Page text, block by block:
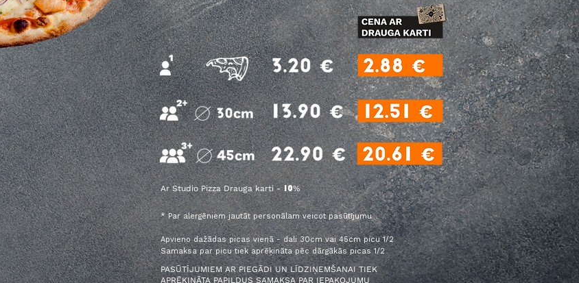
Ar Studio Pizza Drauga karti -10%
* Par alergēniem jautāt personālam veicot pasūtījumu
Apvieno dažādas picas vienā - dali 30cm vai 45cm picu 1/2
Samaksa par picu tiek aprēķināta pēc dārgākās picas 1/2
PASŪTĪJUMIEM AR PIEGĀDI UN LĪDZIŅEMŠANAI TIEK
APRĒĶINĀTA PAPILDUS SAMAKSA PAR IEPAKOJUMU